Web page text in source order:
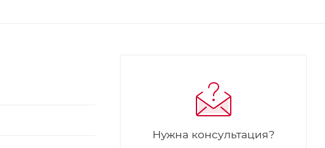
Нужна консультация?